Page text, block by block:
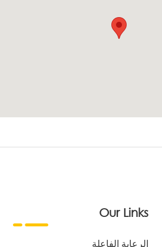
Our Links
الرعاية الفاعلة